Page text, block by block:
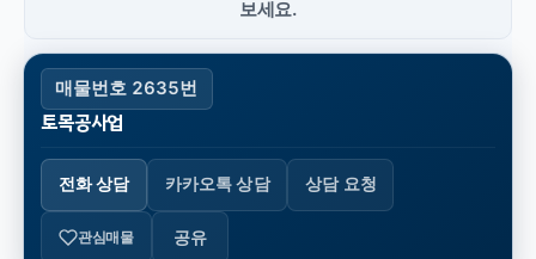
보세요.
매물번호 2635번
토목공사업
전화 상담 카카오톡 상담 상담 요청
관심매물 공유